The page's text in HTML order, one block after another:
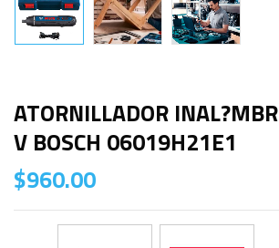
ATORNILLADOR
V BOSCH 06019H21E1
$960.00